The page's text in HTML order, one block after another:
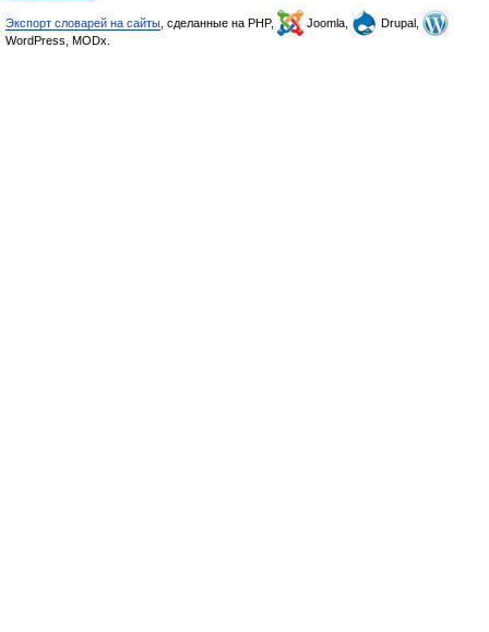
Экспорт словарей на сайты , сделанные на PHP, Joomla,
Drupal,
WordPress, MODx.